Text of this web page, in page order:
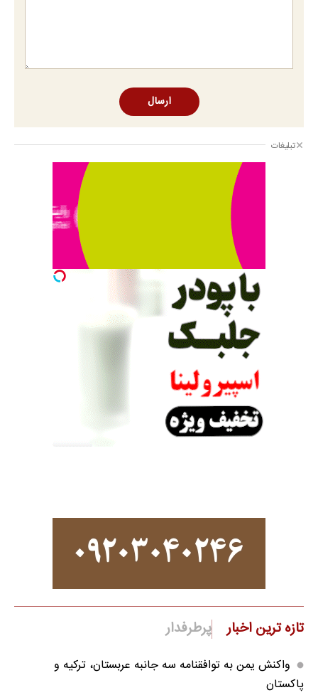
ارسال
تبلیغات
تازه ترین اخبار پرطرفدار
واکنش یمن به توافقنامه سه جانبه عربستان، ترکیه و
پاکستان